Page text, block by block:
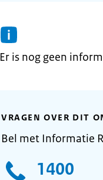
Informatie:
Er is nog geen
VRAGEN OVER DIT
Bel met Informatie
1400